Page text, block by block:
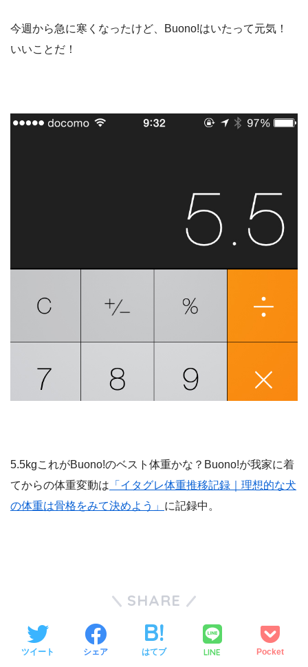
今週から急に寒くなったけど、Buono!はいたって元気！
いいことだ！
5.5kgこれがBuono!のベスト体重かな？Buono!が我家に着
てからの体重変動は 「イタグレ体重推移記録｜理想的な犬
の体重は骨格をみて決めよう」 に記録中。
SHARE
ツイート シェア はてブ LINE Pocket